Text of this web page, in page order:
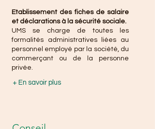
Etablissement des fiches de salaire
et déclarations à la sécurité sociale.
UMS se charge de toutes les
formalités administratives liées au
personnel employé par la société, du
commerçant ou de la personne
privée.
+ En savoir plus